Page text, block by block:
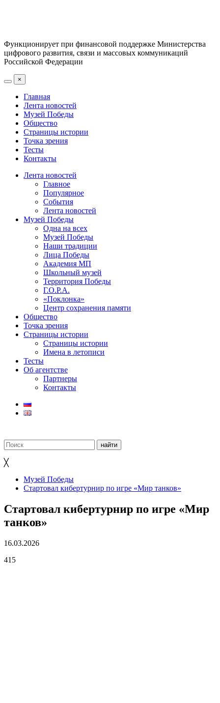
Функционирует при финансовой поддержке Министерства
цифрового развития, связи и массовых коммуникаций
Российской Федерации
×
Главная
Лента новостей
Музей Победы
Общество
Страницы истории
Точка зрения
Тесты
Контакты
Лента новостей
Главное
Популярное
События
Лента новостей
Музей Победы
Одна на всех
Музей Победы
Наши традиции
Лица Победы
Академия МП
Школьный музей
Территория Победы
Г.О.Р.А.
«Поклонка»
Центр сохранения памяти
Общество
Точка зрения
Страницы истории
Страницы истории
Имена в летописи
Тесты
Об агентстве
Партнеры
Контакты
╳
Музей Победы
Стартовал кибертурнир по игре «Мир танков»
Стартовал кибертурнир по игре «Мир
танков»
16.03.2026
415